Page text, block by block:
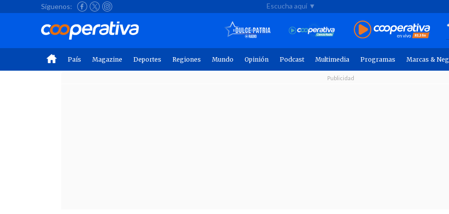
Síguenos: Escucha aquí ▼
País Magazine Deportes Regiones Mundo Opinión Podcast Multimedia Programas Marcas &